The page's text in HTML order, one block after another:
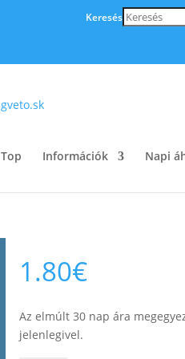
Keresés
Top Információk Napi
1.80€
Az elmúlt 30 nap ára
jelenlegivel.